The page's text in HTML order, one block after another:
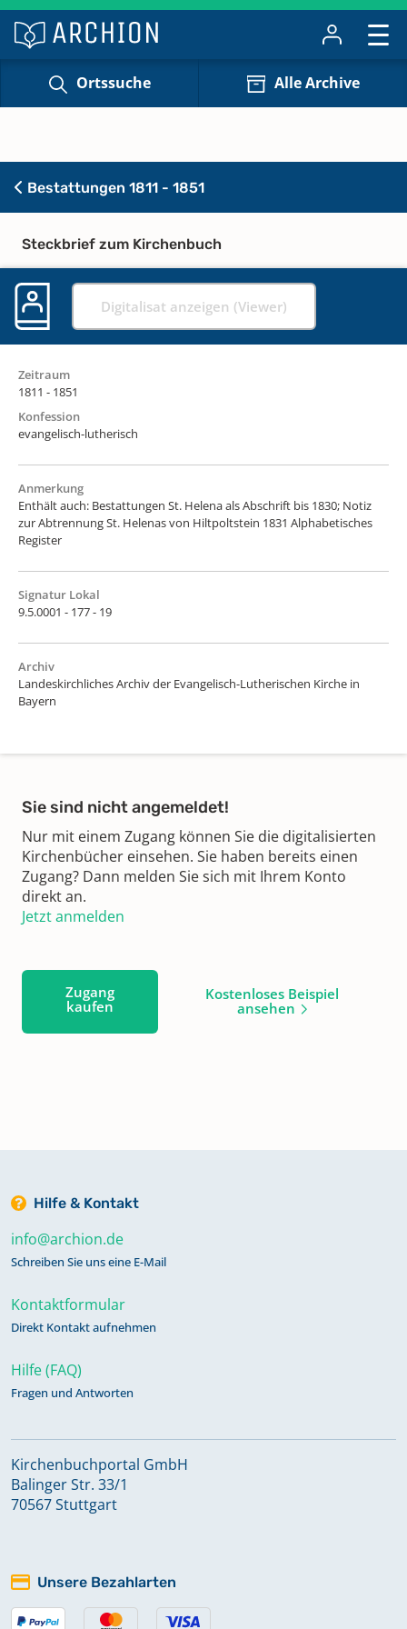
Ortssuche Alle Archive
Bestattungen 1811 - 1851
Steckbrief zum Kirchenbuch
Digitalisat anzeigen (Viewer)
Zeitraum
1811 - 1851
Konfession
evangelisch-lutherisch
Anmerkung
Enthält auch: Bestattungen St. Helena als Abschrift bis 1830; Notiz
zur Abtrennung St. Helenas von Hiltpoltstein 1831 Alphabetisches
Register
Signatur Lokal
9.5.0001 - 177 - 19
Archiv
Landeskirchliches Archiv der Evangelisch-Lutherischen Kirche in
Bayern
Sie sind nicht angemeldet!
Nur mit einem Zugang können Sie die digitalisierten
Kirchenbücher einsehen. Sie haben bereits einen
Zugang? Dann melden Sie sich mit Ihrem Konto
direkt an.
Jetzt anmelden
Zugang
kaufen
Kostenloses Beispiel
ansehen
Hilfe & Kontakt
info@archion.de
Schreiben Sie uns eine E-Mail
Kontaktformular
Direkt Kontakt aufnehmen
Hilfe (FAQ)
Fragen und Antworten
Kirchenbuchportal GmbH
Balinger Str. 33/1
70567 Stuttgart
Unsere Bezahlarten